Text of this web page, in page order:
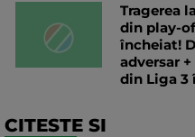
Tragerea
din play-
încheiat!
adversar
din Liga 3
CITESTE SI